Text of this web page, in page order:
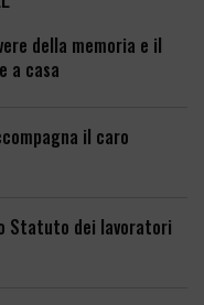
della memoria e il
a casa
il caro
Statuto dei lavoratori